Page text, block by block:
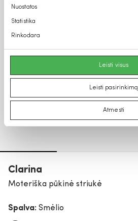
pasirinkimas
Nuostatos
Statistika
Rinkodara
Leisti visus
Leisti pasirinkimą
Atmesti
Clarina
Moteriška pūkinė striukė
Spalva: Smėlio